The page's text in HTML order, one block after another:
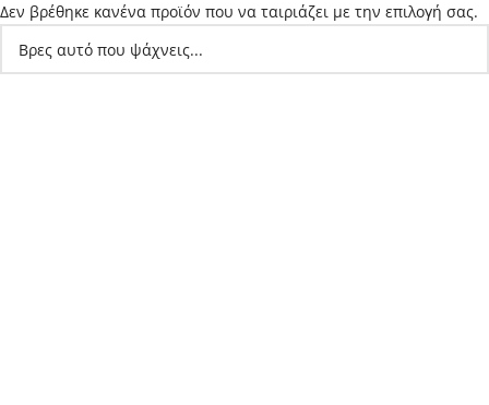
Δεν βρέθηκε κανένα προϊόν που να ταιριάζει με την επιλογή σας.